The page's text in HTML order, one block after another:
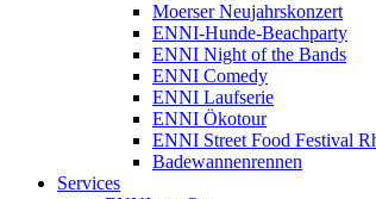
Moerser Neujahrskonzert
ENNI-Hunde-Beachparty
ENNI Night of the Bands
ENNI Comedy
ENNI Laufserie
ENNI Ökotour
ENNI Street Food Festival
Badewannenrennen
Services